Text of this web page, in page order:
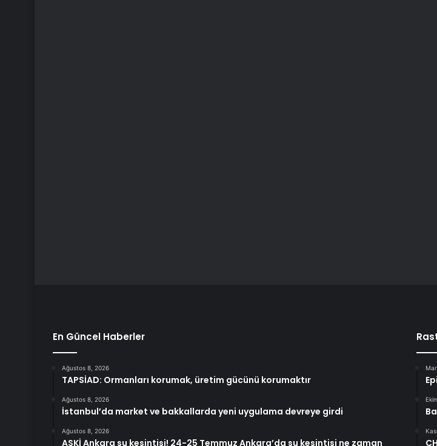
En Güncel Haberler
Ağustos 8, 2026
TAPSİAD: Ormanları korumak, üretim gücünü korumaktır
Ağustos 8, 2026
İstanbul’da market ve bakkallarda yeni uygulama devreye girdi
Ağustos 8, 2026
ASKİ Ankara su kesintisi! 24-25 Temmuz Ankara’da su kesintisi ne zaman